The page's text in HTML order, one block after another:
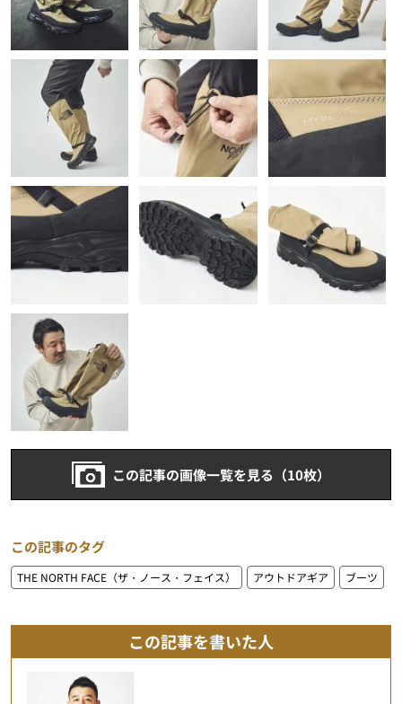
この記事の画像一覧を見る（10枚）
この記事のタグ
THE NORTH FACE（ザ・ノース・フェイス） アウトドアギア ブーツ
この記事を書いた人